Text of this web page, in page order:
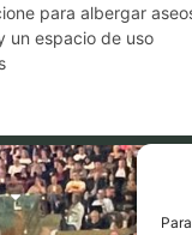
para albergar
un espacio de uso